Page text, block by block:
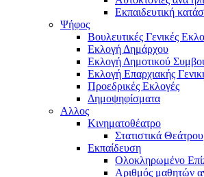
Εκπαιδευτική
Ψήφος
Βουλευτικές Γενικές
Εκλογή Δημάρχου
Εκλογή Δημοτικού
Εκλογή Επαρχιακής
Προεδρικές Εκλογές
Δημοψηφίσματα
Αλλος
Κινηματοθέατρο
Στατιστικά Θεάτρου
Εκπαίδευση
Ολοκληρωμένο
Αριθμός μαθητών